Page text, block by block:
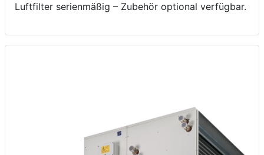
Luftfilter serienmäßig – Zubehör optional verfügbar.